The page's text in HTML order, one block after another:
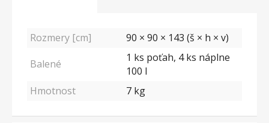
Rozmery [cm]
90 × 90 × 143 (š × h × v)
Balené
1 ks poťah, 4 ks náplne
100 l
Hmotnost
7 kg